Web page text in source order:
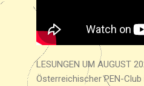
LESUNGEN UM AUGUST
Österreichischer PEN-